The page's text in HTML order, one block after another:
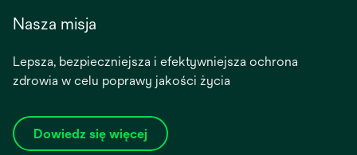
Nasza misja
Lepsza, bezpieczniejsza i efektywniejsza ochrona
zdrowia w celu poprawy jakości życia
Dowiedz się więcej